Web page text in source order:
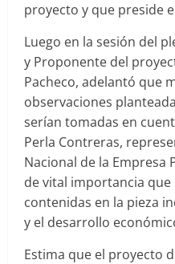
proyecto y que preside
Luego en la sesión del
y Proponente del
Pacheco, adelantó que
observaciones
serían tomadas en
Perla Contreras,
Nacional de la Empresa
de vital importancia que
contenidas en la pieza
y el desarrollo
Estima que el proyecto